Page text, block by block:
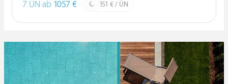
7 ÜN ab 1057 € 151 € / ÜN